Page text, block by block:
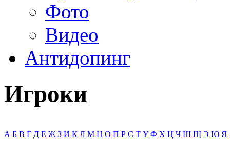
Фото
Видео
Антидопинг
Игроки
А Б В Г Д Е Ж З И К Л М Н О П Р С Т У Ф Х Ц Ч Ш Щ Э Ю Я